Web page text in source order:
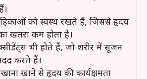
को स्वस्थ रखते हैं, जिससे हृदय
खतरा कम होता है।
भी होते हैं, जो शरीर में सूजन
करते हैं।
खाने से हृदय की कार्यक्षमता